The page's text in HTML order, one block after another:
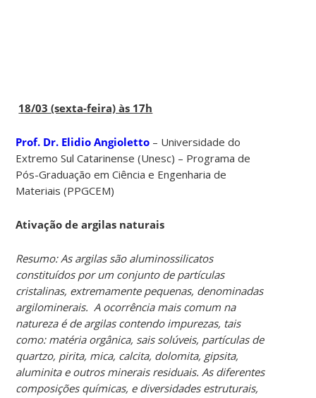
18/03 (sexta-feira) às 17h
Prof. Dr. Elidio Angioletto – Universidade do
Extremo Sul Catarinense (Unesc) – Programa de
Pós-Graduação em Ciência e Engenharia de
Materiais (PPGCEM)
Ativação de argilas naturais
Resumo: As argilas são aluminossilicatos
constituídos por um conjunto de partículas
cristalinas, extremamente pequenas, denominadas
argilominerais. A ocorrência mais comum na
natureza é de argilas contendo impurezas, tais
como: matéria orgânica, sais solúveis, partículas de
quartzo, pirita, mica, calcita, dolomita, gipsita,
aluminita e outros minerais residuais. As diferentes
composições químicas, e diversidades estruturais,